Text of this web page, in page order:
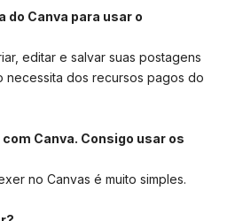
do Canva para usar o
editar e salvar suas postagens
necessita dos recursos pagos do
Canva. Consigo usar os
no Canvas é muito simples.